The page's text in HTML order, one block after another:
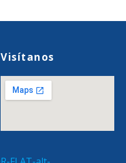
Visítanos